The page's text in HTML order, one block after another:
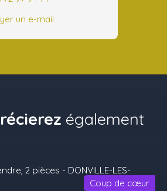
un e-mail
également
Coup de cœur